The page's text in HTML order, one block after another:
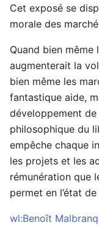
Cet exposé se
morale des
Quand bien
augmenterait la
bien même les
fantastique aide,
développement
philosophique du
empêche chaque
les projets et les
rémunération que
permet en l’état
wl:Benoît